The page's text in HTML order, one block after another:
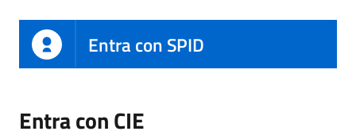
Entra con SPID
Entra con CIE